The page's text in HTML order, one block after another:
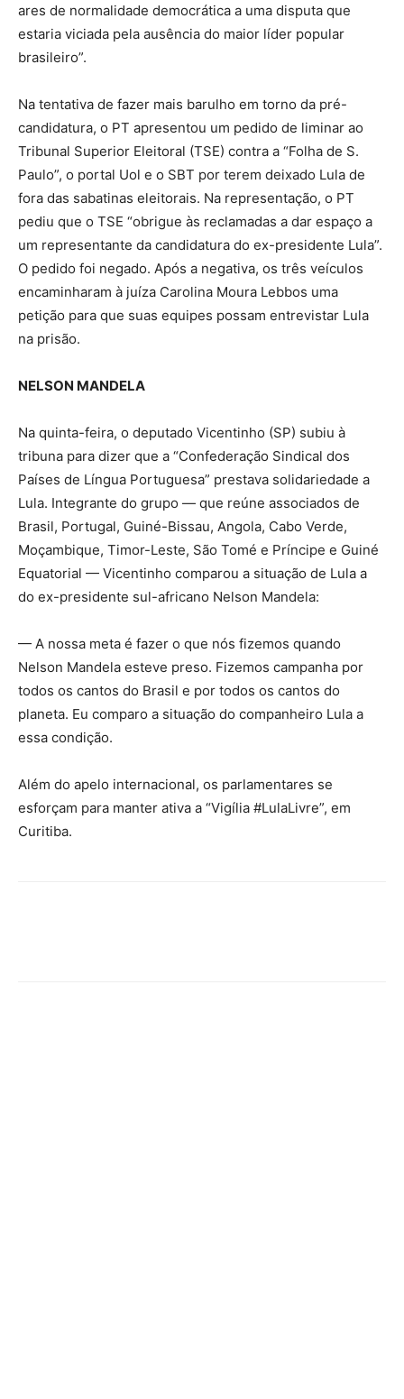
ares de normalidade democrática a uma disputa que
estaria viciada pela ausência do maior líder popular
brasileiro”.
Na tentativa de fazer mais barulho em torno da pré-
candidatura, o PT apresentou um pedido de liminar ao
Tribunal Superior Eleitoral (TSE) contra a “Folha de S.
Paulo”, o portal Uol e o SBT por terem deixado Lula de
fora das sabatinas eleitorais. Na representação, o PT
pediu que o TSE “obrigue às reclamadas a dar espaço a
um representante da candidatura do ex-presidente Lula”.
O pedido foi negado. Após a negativa, os três veículos
encaminharam à juíza Carolina Moura Lebbos uma
petição para que suas equipes possam entrevistar Lula
na prisão.
NELSON MANDELA
Na quinta-feira, o deputado Vicentinho (SP) subiu à
tribuna para dizer que a “Confederação Sindical dos
Países de Língua Portuguesa” prestava solidariedade a
Lula. Integrante do grupo — que reúne associados de
Brasil, Portugal, Guiné-Bissau, Angola, Cabo Verde,
Moçambique, Timor-Leste, São Tomé e Príncipe e Guiné
Equatorial — Vicentinho comparou a situação de Lula a
do ex-presidente sul-africano Nelson Mandela:
— A nossa meta é fazer o que nós fizemos quando
Nelson Mandela esteve preso. Fizemos campanha por
todos os cantos do Brasil e por todos os cantos do
planeta. Eu comparo a situação do companheiro Lula a
essa condição.
Além do apelo internacional, os parlamentares se
esforçam para manter ativa a “Vigília #LulaLivre”, em
Curitiba.